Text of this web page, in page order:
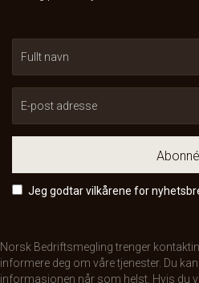
Jeg godtar vilkårene for
Norsk Bedriftsmegling trenger
informere deg om våre tjenester. Du
informasjonen når som helst. Hvis du